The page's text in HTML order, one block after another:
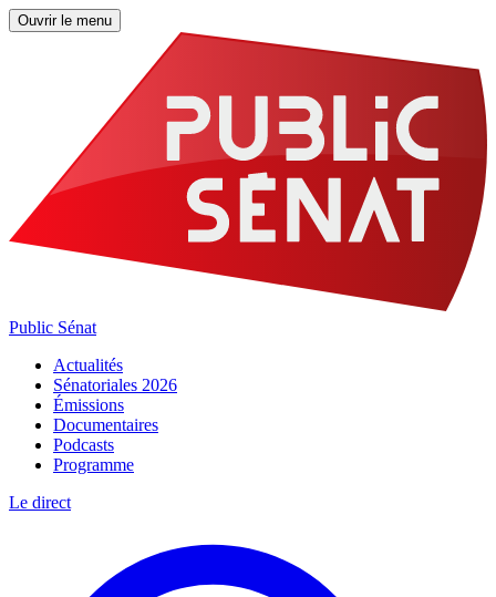
Ouvrir le menu
Public Sénat
Actualités
Sénatoriales 2026
Émissions
Documentaires
Podcasts
Programme
Le direct